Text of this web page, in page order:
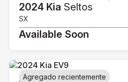
2024 Kia Seltos
SX
Available Soon
Agregado recientemente